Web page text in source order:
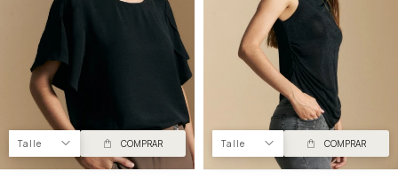
Talle COMPRAR Talle COMPRAR